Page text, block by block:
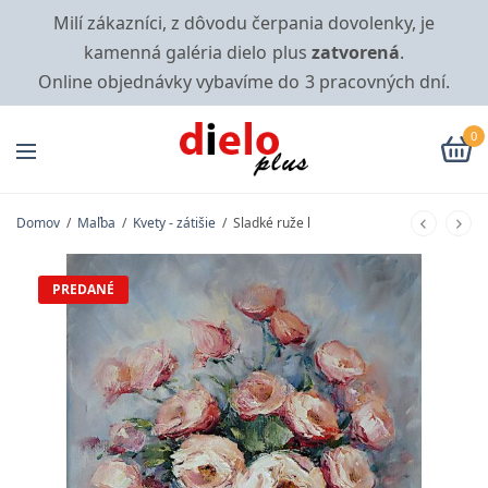
Milí zákazníci, z dôvodu čerpania dovolenky, je
kamenná galéria dielo plus zatvorená.
Online objednávky vybavíme do 3 pracovných dní.
0
Domov / Maľba / Kvety - zátišie / Sladké ruže l
PREDANÉ